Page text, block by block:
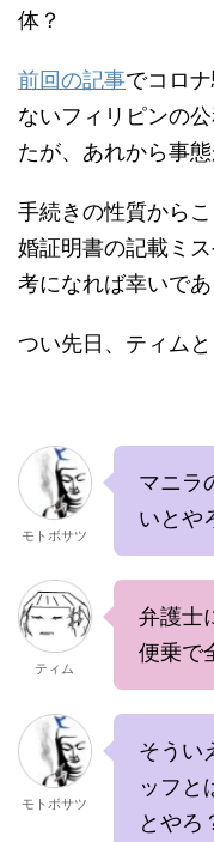
体？
前回の記事でコロ
ないフィリピンの
たが、あれから事態
手続きの性質から
婚証明書の記載ミ
考になれば幸いであ
つい先日、ティム
モトボサツ
マニラ
いとや
ティム
弁護士
便乗で
モトボサツ
そうい
ッフと
とやろ